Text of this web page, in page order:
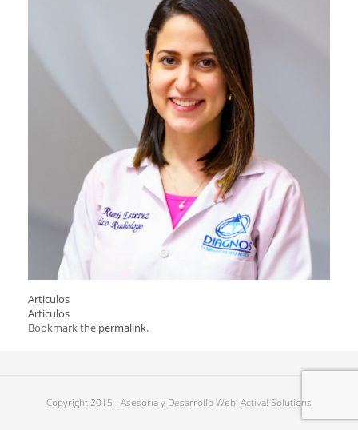
Articulos
Articulos
Bookmark the permalink.
Copyright 2015 - Asesoría y Desarrollo Web: Activa! Solutions